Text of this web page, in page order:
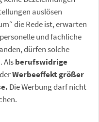
auslösen
die Rede ist, erwarten
und fachliche
dürfen solche
Alsberufswidrige
Werbeeffekt größer
Die Werbung darf nicht